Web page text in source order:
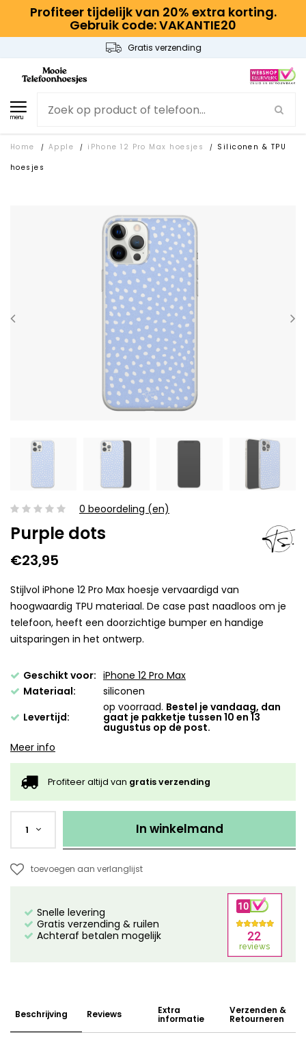
Profiteer tijdelijk van 20% extra korting.
Gebruik code: VAKANTIE20
Gratis verzending
menu
Home / Apple / iPhone 12 Pro Max hoesjes /
Siliconen & TPU
hoesjes
0 beoordeling (en)
Purple dots
€23,95
Stijlvol iPhone 12 Pro Max hoesje vervaardigd van
hoogwaardig TPU materiaal. De case past naadloos om je
telefoon, heeft een doorzichtige bumper en handige
uitsparingen in het ontwerp.
Geschikt voor: iPhone 12 Pro Max
Materiaal:
siliconen
Levertijd:
op voorraad. Bestel je vandaag, dan
gaat je pakketje tussen 10 en 13
augustus op de post.
Meer info
Profiteer altijd van gratis verzending
1 In winkelmand
toevoegen aan verlanglijst
Snelle levering
Gratis verzending & ruilen
Achteraf betalen mogelijk
Beschrijving Reviews Extra
informatie
Verzenden &
Retourneren